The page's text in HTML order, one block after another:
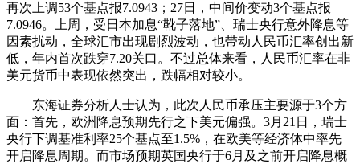
再次上调53个基点报7.0943；27日，中间价变动3个基点报
7.0946。上周，受日本加息“靴子落地”、瑞士央行意外降息等
因素扰动，全球汇市出现剧烈波动，也带动人民币汇率创出新
低，年内首次跌穿7.20关口。不过总体来看，人民币汇率在非
美元货币中表现依然突出，跌幅相对较小。
东海证券分析人士认为，此次人民币承压主要源于3个方
面：首先，欧洲降息预期先行之下美元偏强。3月21日，瑞士
央行下调基准利率25个基点至1.5%，在欧美等经济体中率先
开启降息周期。而市场预期英国央行于6月及之前开启降息概